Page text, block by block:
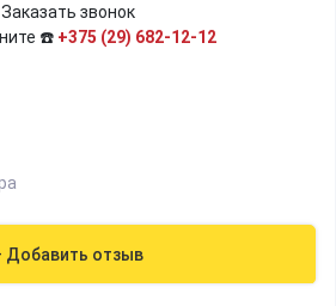
Заказать звонок
☎️ +375 (29) 682-12-12
Добавить отзыв